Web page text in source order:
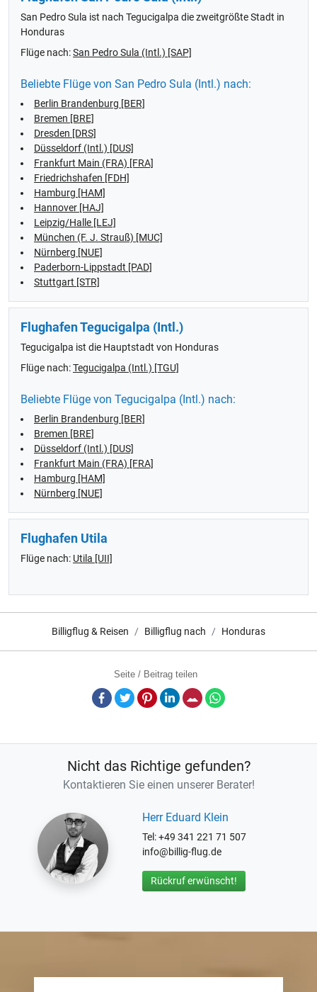
San Pedro Sula ist nach Tegucigalpa die zweitgrößte Stadt in
Honduras
Flüge nach:San Pedro Sula (Intl.) [SAP]
Beliebte Flüge von San Pedro Sula (Intl.) nach:
Berlin Brandenburg [BER]
Bremen [BRE]
Dresden [DRS]
Düsseldorf (Intl.) [DUS]
Frankfurt Main (FRA) [FRA]
Friedrichshafen [FDH]
Hamburg [HAM]
Hannover [HAJ]
Leipzig/Halle [LEJ]
München (F. J. Strauß) [MUC]
Nürnberg [NUE]
Paderborn-Lippstadt [PAD]
Stuttgart [STR]
Flughafen Tegucigalpa (Intl.)
Tegucigalpa ist die Hauptstadt von Honduras
Flüge nach:Tegucigalpa (Intl.) [TGU]
Beliebte Flüge von Tegucigalpa (Intl.) nach:
Berlin Brandenburg [BER]
Bremen [BRE]
Düsseldorf (Intl.) [DUS]
Frankfurt Main (FRA) [FRA]
Hamburg [HAM]
Nürnberg [NUE]
Flughafen Utila
Flüge nach: Utila [UII]
Billigflug & Reisen Billigflug nach Honduras
Seite / Beitrag teilen
Facebook
TwitterPinterestLinkedInE-Mail
Nicht das Richtige gefunden?
Kontaktieren Sie einen unserer Berater!
Herr Eduard Klein
Tel: +49 341 221 71 507
info@billig-flug.de
Rückruf erwünscht!